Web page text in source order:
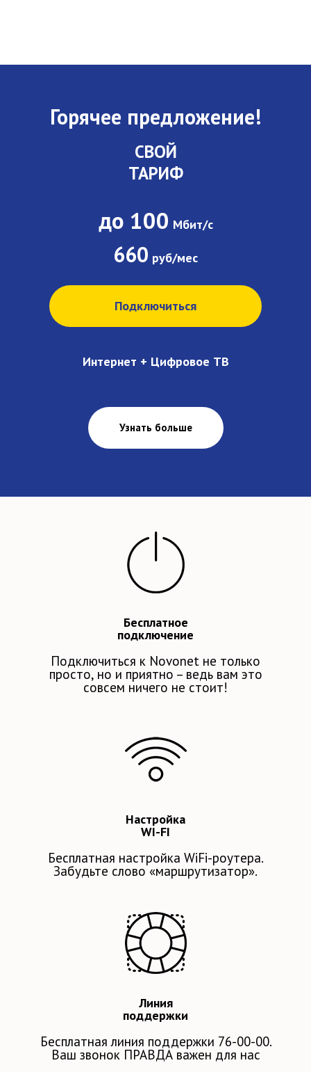
Горячее предложение!
СВОЙ
ТАРИФ
до 100 Мбит/с
660 руб/мес
Подключиться
Интернет + Цифровое ТВ
Узнать больше
Бесплатное
подключение
Подключиться к Novonet не только
просто, но и приятно – ведь вам это
совсем ничего не стоит!
Настройка
WI-FI
Бесплатная настройка WiFi-роутера.
Забудьте слово«маршрутизатор».
Линия
поддержки
Бесплатная линия поддержки 76-00-00.
Ваш звонок ПРАВДА важен для нас